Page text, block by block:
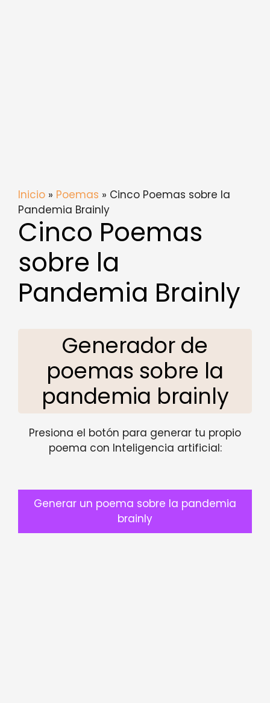
Inicio » Poemas » Cinco Poemas sobre la
Pandemia Brainly
Cinco Poemas
sobre la
Pandemia Brainly
Generador de
poemas sobre la
pandemia brainly
Presiona el botón para generar tu propio
poema con Inteligencia artificial:
Generar un poema sobre la pandemia
brainly